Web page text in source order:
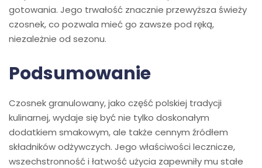
gotowania. Jego trwałość znacznie przewyższa świeży
czosnek, co pozwala mieć go zawsze pod ręką,
niezależnie od sezonu.
Podsumowanie
Czosnek granulowany, jako część polskiej tradycji
kulinarnej, wydaje się być nie tylko doskonałym
dodatkiem smakowym, ale także cennym źródłem
składników odżywczych. Jego właściwości lecznicze,
wszechstronność i łatwość użycia zapewniły mu stałe